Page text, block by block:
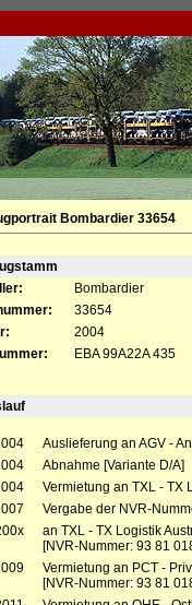
Bombardier 33654
Bombardier
33654
2004
EBA 99A22A 435
Auslieferung an AGV -
Abnahme [Variante D/A]
Vermietung an TXL - TX
Vergabe der NVR-
an TXL - TX Logistik
[NVR-Nummer: 93 81
Vermietung an PCT -
[NVR-Nummer: 93 81